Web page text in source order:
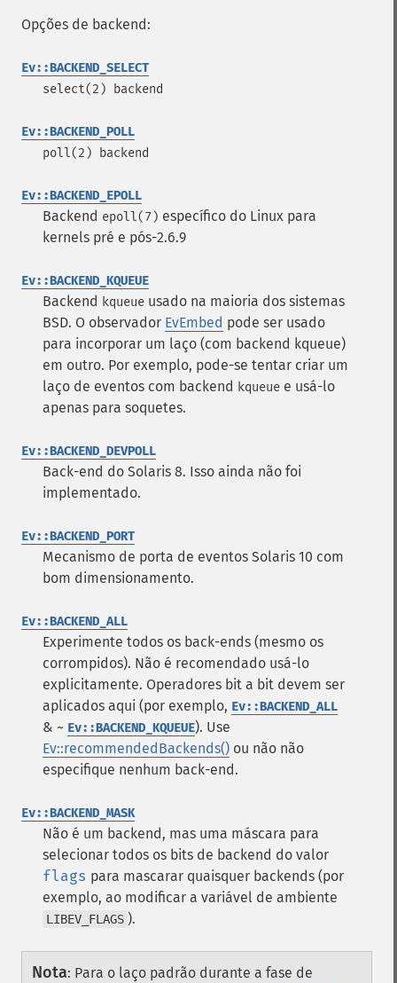
Opções de backend:
Ev::BACKEND_SELECT
select(2) backend
Ev::BACKEND_POLL
poll(2) backend
Ev::BACKEND_EPOLL
Backend epoll(7) específico do Linux para
kernels pré e pós-2.6.9
Ev::BACKEND_KQUEUE
Backend kqueue usado na maioria dos sistemas
BSD. O observador EvEmbed pode ser usado
para incorporar um laço (com backend kqueue)
em outro. Por exemplo, pode-se tentar criar um
laço de eventos com backend kqueue e usá-lo
apenas para soquetes.
Ev::BACKEND_DEVPOLL
Back-end do Solaris 8. Isso ainda não foi
implementado.
Ev::BACKEND_PORT
Mecanismo de porta de eventos Solaris 10 com
bom dimensionamento.
Ev::BACKEND_ALL
Experimente todos os back-ends (mesmo os
corrompidos). Não é recomendado usá-lo
explicitamente. Operadores bit a bit devem ser
aplicados aqui (por exemplo, Ev::BACKEND_ALL
& ~ Ev::BACKEND_KQUEUE). Use
Ev::recommendedBackends() ou não não
especifique nenhum back-end.
Ev::BACKEND_MASK
Não é um backend, mas uma máscara para
selecionar todos os bits de backend do valor
flags para mascarar quaisquer backends (por
exemplo, ao modificar a variável de ambiente
LIBEV_FLAGS ).
Nota: Para o laço padrão durante a fase de